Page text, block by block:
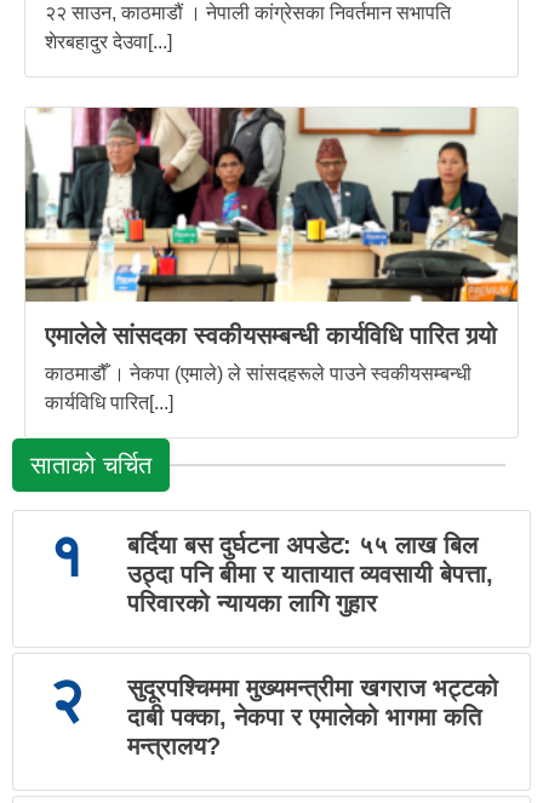
२२ साउन, काठमाडौं । नेपाली कांग्रेसका निवर्तमान सभापति
शेरबहादुर देउवा[...]
एमालेले सांसदका स्वकीयसम्बन्धी कार्यविधि पारित गर्‍यो
काठमाडौँ । नेकपा (एमाले) ले सांसदहरूले पाउने स्वकीयसम्बन्धी
कार्यविधि पारित[...]
साताको चर्चित
१
बर्दिया बस दुर्घटना अपडेट: ५५ लाख बिल
उठ्दा पनि बीमा र यातायात व्यवसायी बेपत्ता,
परिवारको न्यायका लागि गुहार
२
सुदूरपश्चिममा मुख्यमन्त्रीमा खगराज भट्टको
दाबी पक्का, नेकपा र एमालेको भागमा कति
मन्त्रालय?